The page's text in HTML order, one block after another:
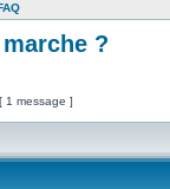
?
[ 1 message ]